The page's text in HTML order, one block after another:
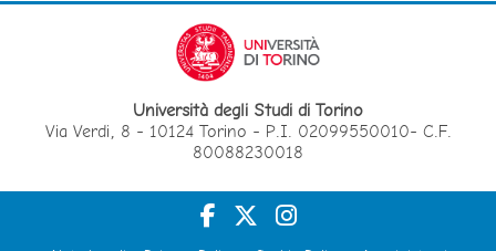
Università degli Studi di Torino
Via Verdi, 8 - 10124 Torino - P.I. 02099550010- C.F.
80088230018